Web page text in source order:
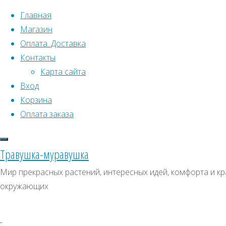
Перейти к содержимому
Главная
Магазин
Оплата. Доставка
Контакты
Карта сайта
Вход
Корзина
Оплата заказа
Травушка-муравушка
Мир прекрасных растений, интересных идей, комфорта и
окружающих
Что искать:
Поиск
ПК311
ПК311
Искать:
СКИДКИ, АКЦИИ
Категории магазина